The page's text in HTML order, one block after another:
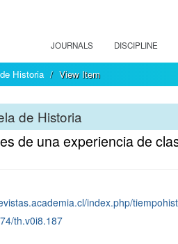
JOURNALS DISCIPLINE
Historia View Item
de Historia
de una experiencia de
index.php/
th.v0i8.187